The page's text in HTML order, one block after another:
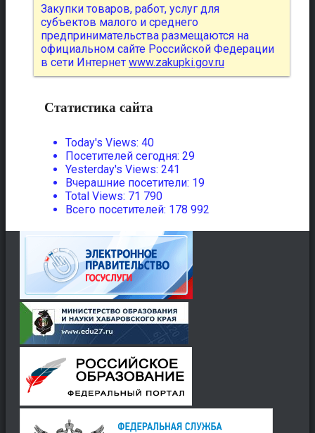
Закупки товаров, работ, услуг для
субъектов малого и среднего
предпринимательства размещаются на
официальном сайте Российской Федерации
в сети Интернет www.zakupki.gov.ru
Статистика сайта
Today's Views: 40
Посетителей сегодня: 29
Yesterday's Views: 241
Вчерашние посетители: 19
Total Views: 71 790
Всего посетителей: 178 992